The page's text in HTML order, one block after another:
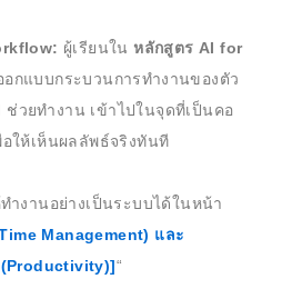
ผู้เรียนในหลักสูตร AI for
อกแบบกระบวนการทำงานของตัว
ช่วยทำงาน เข้าไปในจุดที่เป็นคอ
ให้เห็นผลลัพธ์จริงทันที
ำงานอย่างเป็นระบบได้ในหน้า
Management) และ
“